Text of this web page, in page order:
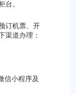
台。
订机票、开
渠道办理：
信小程序及